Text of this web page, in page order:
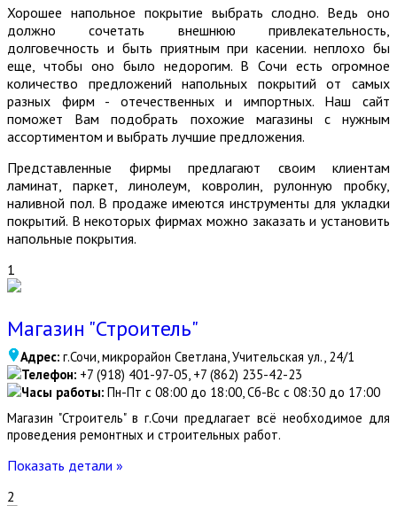
Хорошее напольное покрытие выбрать слодно. Ведь оно
должно сочетать внешнюю привлекательность,
долговечность и быть приятным при касении. неплохо бы
еще, чтобы оно было недорогим. В Сочи есть огромное
количество предложений напольных покрытий от самых
разных фирм - отечественных и импортных. Наш сайт
поможет Вам подобрать похожие магазины с нужным
ассортиментом и выбрать лучшие предложения.
Представленные фирмы предлагают своим клиентам
ламинат, паркет, линолеум, ковролин, рулонную пробку,
наливной пол. В продаже имеются инструменты для укладки
покрытий. В некоторых фирмах можно заказать и установить
напольные покрытия.
1
Магазин "Строитель"
Адрес: г.Сочи, микрорайон Светлана, Учительская ул., 24/1
Телефон: +7 (918) 401-97-05, +7 (862) 235-42-23
Часы работы: Пн-Пт с 08:00 до 18:00, Сб-Вс с 08:30 до 17:00
Магазин "Строитель" в г.Сочи предлагает всё необходимое для
проведения ремонтных и строительных работ.
Показать детали »
2